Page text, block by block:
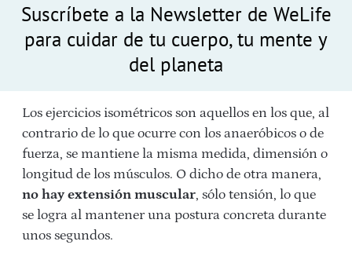
Suscríbete a la Newsletter de WeLife
para cuidar de tu cuerpo, tu mente y
del planeta
Los ejercicios isométricos son aquellos en los que, al
contrario de lo que ocurre con los anaeróbicos o de
fuerza, se mantiene la misma medida, dimensión o
longitud de los músculos. O dicho de otra manera,
no hay extensión muscular, sólo tensión, lo que
se logra al mantener una postura concreta durante
unos segundos.